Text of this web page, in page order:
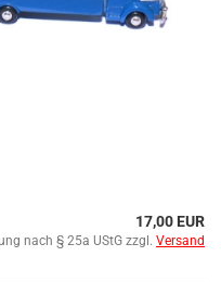
17,00 EUR
nach § 25a UStG zzgl. Versand